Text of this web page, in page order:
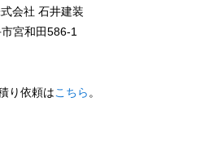
会社 石井建装
宮和田586-1
り依頼はこちら 。